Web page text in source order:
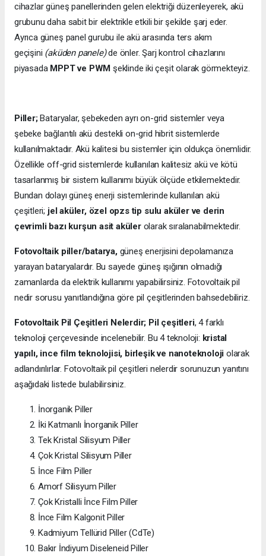
cihazlar güneş panellerinden gelen elektriği düzenleyerek, akü
grubunu daha sabit bir elektrikle etkili bir şekilde şarj eder.
Ayrıca güneş panel gurubu ile akü arasında ters akım
geçişini (aküden panele)de önler. Şarj kontrol cihazlarını
piyasada MPPT ve PWM şeklinde iki çeşit olarak görmekteyiz.
Piller;Bataryalar, şebekeden ayrı on-grid sistemler veya
şebeke bağlantılı akü destekli on-grid hibrit sistemlerde
kullanılmaktadır. Akü kalitesi bu sistemler için oldukça önemlidir.
Özellikle off-grid sistemlerde kullanılan kalitesiz akü ve kötü
tasarlanmış bir sistem kullanımı büyük ölçüde etkilemektedir.
Bundan dolayı güneş enerji sistemlerinde kullanılan akü
çeşitleri; jel aküler, özel opzs tip sulu aküler ve derin
çevrimli bazı kurşun asit akülerolarak sıralanabilmektedir.
Fotovoltaik piller/batarya,güneş enerjisini depolamanıza
yarayan bataryalardır. Bu sayede güneş ışığının olmadığı
zamanlarda da elektrik kullanımı yapabilirsiniz. Fotovoltaik pil
nedir sorusu yanıtlandığına göre pil çeşitlerinden bahsedebiliriz.
Fotovoltaik Pil Çeşitleri Nelerdir; Pil çeşitleri, 4 farklı
teknoloji çerçevesinde incelenebilir. Bu 4 teknoloji: kristal
yapılı, ince film teknolojisi, birleşik ve nanoteknoloji olarak
adlandırılırlar. Fotovoltaik pil çeşitleri nelerdir sorunuzun yanıtını
aşağıdaki listede bulabilirsiniz.
İnorganik Piller
İki Katmanlı İnorganik Piller
Tek Kristal Silisyum Piller
Çok Kristal Silisyum Piller
İnce Film Piller
Amorf Silisyum Piller
Çok Kristalli İnce Film Piller
İnce Film Kalgonit Piller
Kadmiyum Tellürid Piller (CdTe)
Bakır İndiyum Diseleneid Piller